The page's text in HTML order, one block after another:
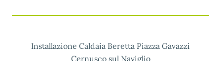
Installazione Caldaia Beretta Piazza Gavazzi
Cernusco sul Naviglio